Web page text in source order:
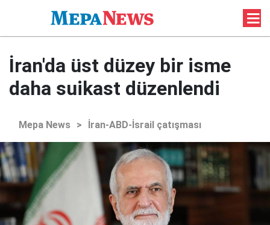
İran'da üst düzey bir isme
daha suikast düzenlendi
Mepa News > İran-ABD-İsrail çatışması